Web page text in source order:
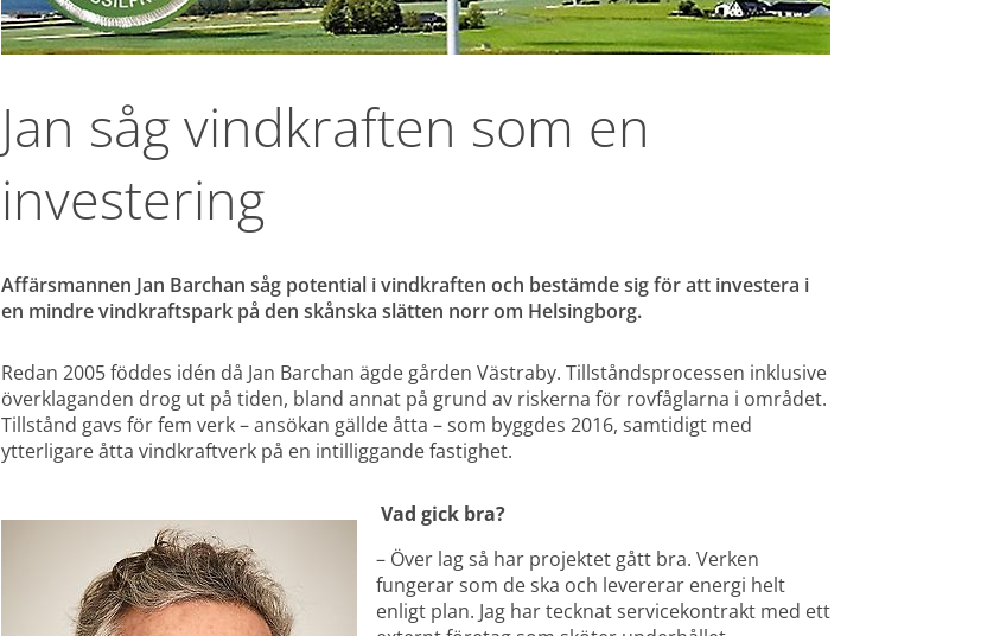
Jan såg vindkraften som en
investering
Affärsmannen Jan Barchan såg potential i vindkraften och bestämde sig för att investera i
en mindre vindkraftspark på den skånska slätten norr om Helsingborg.
Redan 2005 föddes idén då Jan Barchan ägde gården Västraby. Tillståndsprocessen inklusive
överklaganden drog ut på tiden, bland annat på grund av riskerna för rovfåglarna i området.
Tillstånd gavs för fem verk – ansökan gällde åtta – som byggdes 2016, samtidigt med
ytterligare åtta vindkraftverk på en intilliggande fastighet.
Vad gick bra?
– Över lag så har projektet gått bra. Verken
fungerar som de ska och levererar energi helt
enligt plan. Jag har tecknat servicekontrakt med ett